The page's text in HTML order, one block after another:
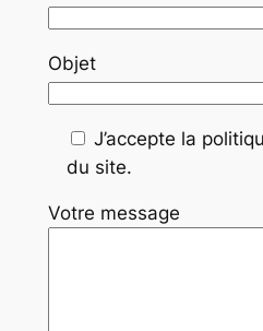
Objet
J’accepte la
du site.
Votre message